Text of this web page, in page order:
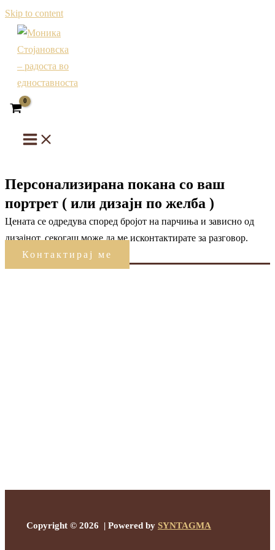
Skip to content
Персонализирана покана со ваш
портрет ( или дизајн по желба )
Цената се одредува според бројот на парчиња и зависно од
дизајнот, секогаш може да ме исконтактирате за разговор.
Контактирај ме
Copyright © 2026 | Powered by SYNTAGMA